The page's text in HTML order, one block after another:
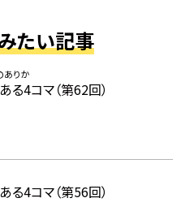
たい記事
ありか
る4コマ（第62回）
る4コマ（第56回）